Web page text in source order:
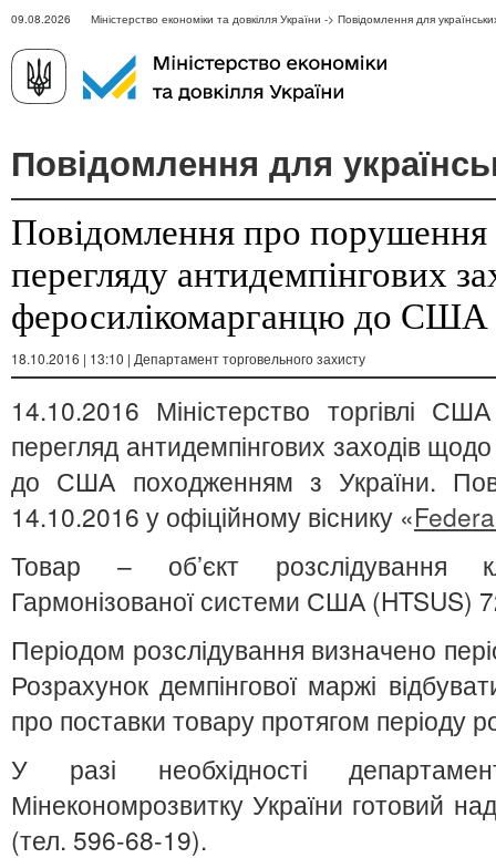
09.08.2026 Міністерство економіки та довкілля України -> Повідомлення для
Повідомлення для
Повідомлення про порушення
перегляду антидемпінгових
феросилікомарганцю до США
18.10.2016 | 13:10 | Департамент торговельного захисту
14.10.2016 Міністерство торгівлі
перегляд антидемпінгових заходів
до США походженням з України.
14.10.2016 у офіційному віснику «
Товар – об’єкт розслідування
Гармонізованої системи США (HTSUS)
Періодом розслідування визначено
Розрахунок демпінгової маржі
про поставки товару протягом періоду
У разі необхідності
Мінекономрозвитку України готовий
(тел. 596-68-19).